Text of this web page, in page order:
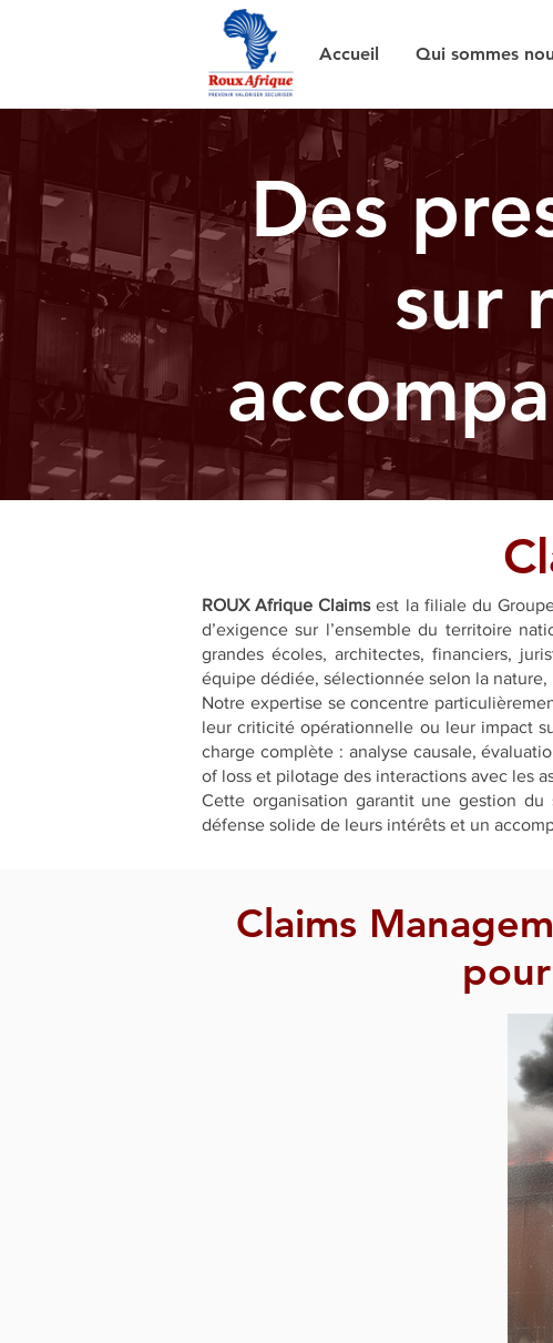
Accueil Qui sommes
Des
sur
ROUX Afrique Claimsest la filiale du
d’exigence sur l’ensemble du territoire
grandes écoles, architectes, financiers,
équipe dédiée, sélectionnée selon la
Notre expertise se concentre
leur criticité opérationnelle ou leur impact
charge complète : analyse causale,
of loss et pilotage des interactions avec les
Cette organisation garantit une gestion
défense solide de leurs intérêts et un
Claims